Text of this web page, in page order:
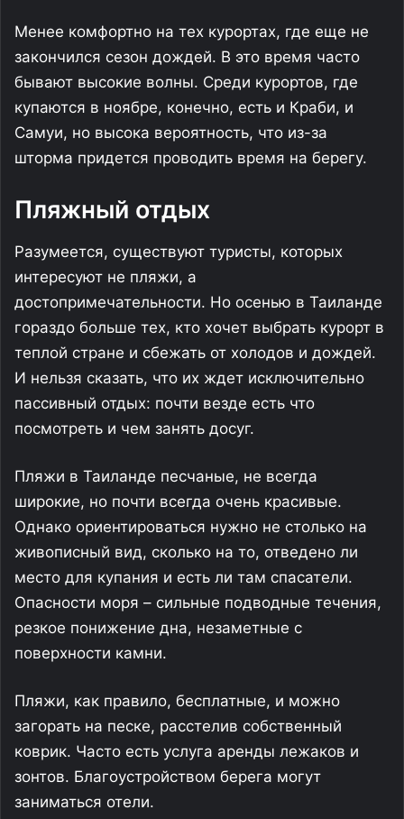
Менее комфортно на тех курортах, где еще не
закончился сезон дождей. В это время часто
бывают высокие волны. Среди курортов, где
купаются в ноябре, конечно, есть и Краби, и
Самуи, но высока вероятность, что из-за
шторма придется проводить время на берегу.
Пляжный отдых
Разумеется, существуют туристы, которых
интересуют не пляжи, а
достопримечательности. Но осенью в Таиланде
гораздо больше тех, кто хочет выбрать курорт в
теплой стране и сбежать от холодов и дождей.
И нельзя сказать, что их ждет исключительно
пассивный отдых: почти везде есть что
посмотреть и чем занять досуг.
Пляжи в Таиланде песчаные, не всегда
широкие, но почти всегда очень красивые.
Однако ориентироваться нужно не столько на
живописный вид, сколько на то, отведено ли
место для купания и есть ли там спасатели.
Опасности моря – сильные подводные течения,
резкое понижение дна, незаметные с
поверхности камни.
Пляжи, как правило, бесплатные, и можно
загорать на песке, расстелив собственный
коврик. Часто есть услуга аренды лежаков и
зонтов. Благоустройством берега могут
заниматься отели.